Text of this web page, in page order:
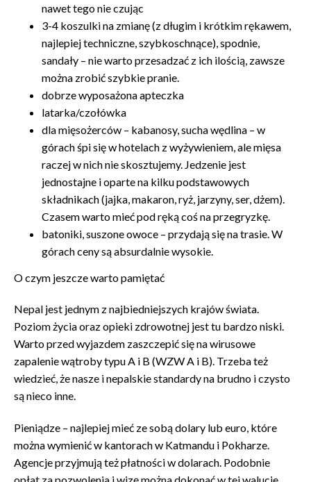
nawet tego nie czując
3-4 koszulki na zmianę (z długim i krótkim rękawem,
najlepiej techniczne, szybkoschnące), spodnie,
sandały – nie warto przesadzać z ich ilością, zawsze
można zrobić szybkie pranie.
dobrze wyposażona apteczka
latarka/czołówka
dla mięsożerców – kabanosy, sucha wędlina – w
górach śpi się w hotelach z wyżywieniem, ale mięsa
raczej w nich nie skosztujemy. Jedzenie jest
jednostajne i oparte na kilku podstawowych
składnikach (jajka, makaron, ryż, jarzyny, ser, dżem).
Czasem warto mieć pod ręką coś na przegryzkę.
batoniki, suszone owoce – przydają się na trasie. W
górach ceny są absurdalnie wysokie.
O czym jeszcze warto pamiętać
Nepal jest jednym z najbiedniejszych krajów świata.
Poziom życia oraz opieki zdrowotnej jest tu bardzo niski.
Warto przed wyjazdem zaszczepić się na wirusowe
zapalenie wątroby typu A i B (WZW A i B). Trzeba też
wiedzieć, że nasze i nepalskie standardy na brudno i czysto
są nieco inne.
Pieniądze – najlepiej mieć ze sobą dolary lub euro, które
można wymienić w kantorach w Katmandu i Pokharze.
Agencje przyjmują też płatności w dolarach. Podobnie